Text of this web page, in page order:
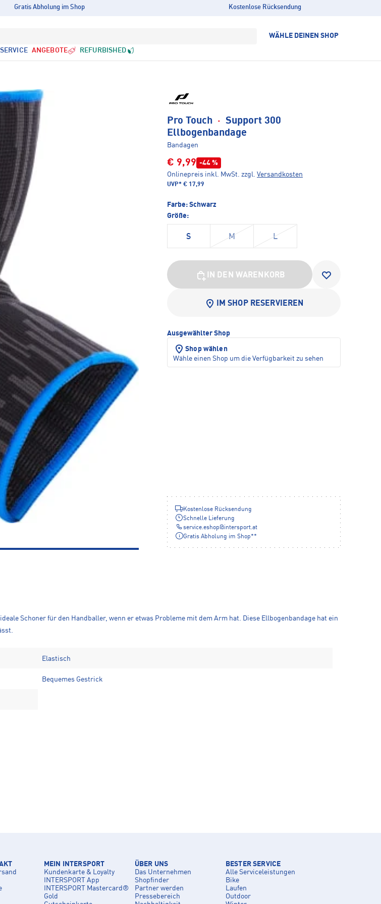
Gratis Abholung im Shop Kostenlose Rücksendung
WÄHLE DEINEN SHOP
ANGEBOTE REFURBISHED
Pro Touch · Support 300
Ellbogenbandage
Bandagen
€ 9,99 -44 %
Onlinepreis inkl. MwSt. zzgl. Versandkosten
UVP* € 17,99
Farbe: Schwarz
Größe:
S M L
IN DEN WARENKORB
IM SHOP RESERVIEREN
Ausgewählter Shop
Shop wählen
Wähle einen Shop um die Verfügbarkeit zu sehen
Kostenlose Rücksendung
Schnelle Lieferung
service.eshop@ intersport.at
Gratis Abholung im Shop**
Schoner für den Handballer, wenn er etwas Probleme mit dem Arm hat. Diese Ellbogenbandage hat ein
Elastisch
Bequemes Gestrick
MEIN INTERSPORT
Kundenkarte & Loyalty
INTERSPORT App
INTERSPORT Mastercard®
Gold
ÜBER UNS
Das Unternehmen
Shopfinder
Partner werden
Pressebereich
BESTER SERVICE
Alle Serviceleistungen
Bike
Laufen
Outdoor